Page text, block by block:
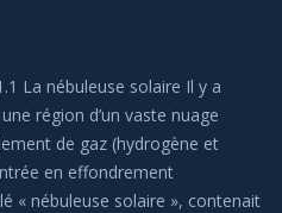
La nébuleuse solaire Il y a
région d’un vaste nuage
de gaz (hydrogène et
en effondrement
« nébuleuse solaire », contenait